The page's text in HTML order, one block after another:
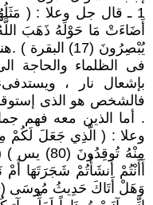
1 ـ قال جل وعلا : (
أَضَاءَتْ مَا حَوْلَهُ ذَهَبَ
يُبْصِرُونَ (17)
فى الظلماء والحاجة
بإشعال نار ،
فالشخص هو الذى إستوقد
. أما الذين معه فهم
وعلا : ( الَّذِي جَعَلَ لَكُمْ